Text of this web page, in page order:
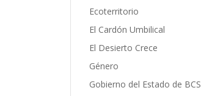
Ecoterritorio
El Cardón Umbilical
El Desierto Crece
Género
Gobierno del Estado de BCS